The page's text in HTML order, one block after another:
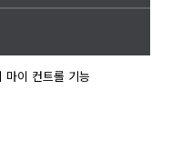
마이 컨트롤 기능